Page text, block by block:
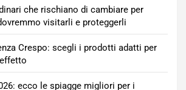
che rischiano di cambiare per
visitarli e proteggerli
Crespo: scegli i prodotti adatti per
ecco le spiagge migliori per i